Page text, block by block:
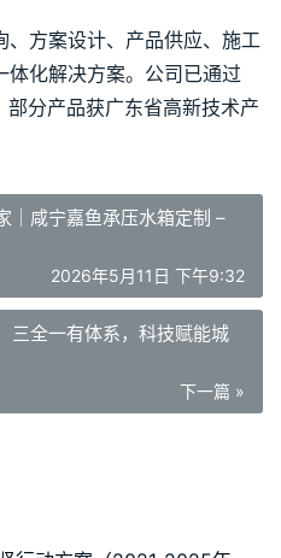
方案设计、产品供应、施工
化解决方案。公司已通过
分产品获广东省高新技术产
｜咸宁嘉鱼承压水箱定制 –
2026年5月11日 下午9:32
三全一有体系，科技赋能城
下一篇 »